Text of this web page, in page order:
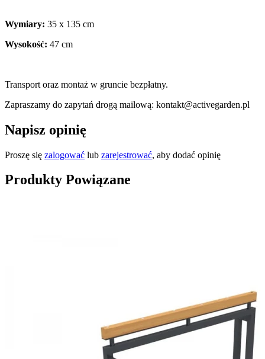
Wymiary: 35 x 135 cm
Wysokość: 47 cm
Transport oraz montaż w gruncie bezpłatny.
Zapraszamy do zapytań drogą mailową: kontakt@activegarden.pl
Napisz opinię
Proszę się zalogować lub zarejestrować, aby dodać opinię
Produkty Powiązane